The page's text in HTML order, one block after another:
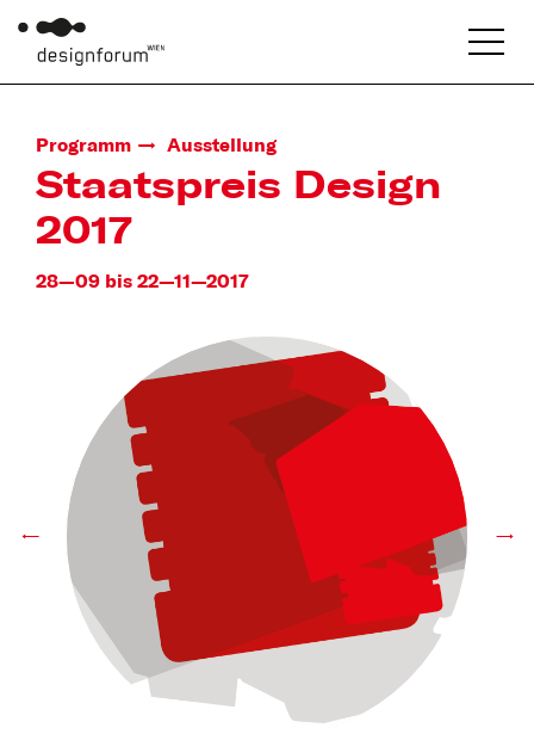
Programm Ausstellung
Staatspreis Design
2017
28—09 bis 22—11—2017
← →